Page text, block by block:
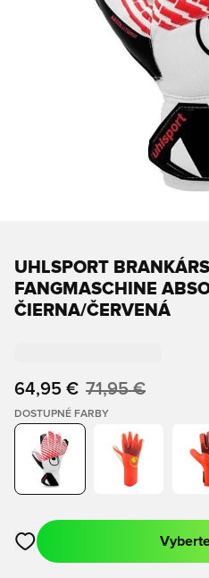
UHLSPORT
FANGMASCHINE
ČIERNA/ČERVENÁ
64,95 € 71,95 €
DOSTUPNÉ FARBY
Otvorí modál na prihlásenie